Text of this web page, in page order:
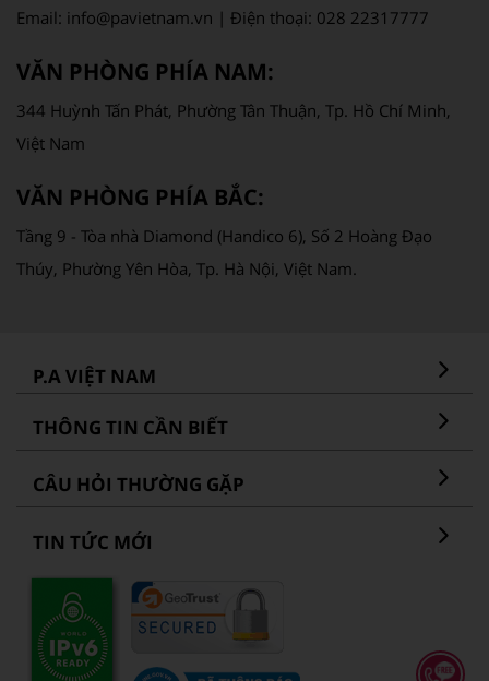
Email: info@pavietnam.vn | Điện thoại: 028 22317777
VĂN PHÒNG PHÍA NAM:
344 Huỳnh Tấn Phát, Phường Tân Thuận, Tp. Hồ Chí Minh,
Việt Nam
VĂN PHÒNG PHÍA BẮC:
Tầng 9 - Tòa nhà Diamond (Handico 6), Số 2 Hoàng Đạo
Thúy, Phường Yên Hòa, Tp. Hà Nội, Việt Nam.
P.A VIỆT NAM
THÔNG TIN CẦN BIẾT
CÂU HỎI THƯỜNG GẶP
TIN TỨC MỚI